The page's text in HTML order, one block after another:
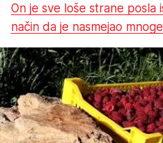
On je sve loše strane
način da je nasmejao